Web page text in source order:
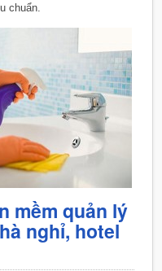
chuẩn.
mềm quản lý
nghỉ, hotel